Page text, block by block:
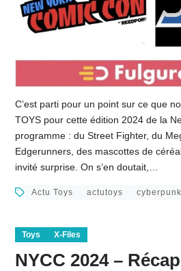
C’est parti pour un point sur ce que
TOYS pour cette édition 2024 de la
programme : du Street Fighter, du
Edgerunners, des mascottes de
invité surprise. On s’en doutait,…
Actu Toys actutoys cyberpunk
Toys X-Files
NYCC 2024 –